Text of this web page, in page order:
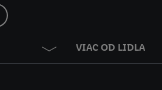
VIAC OD LIDLA